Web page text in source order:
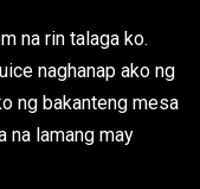
na rin talaga ko.
naghanap ako ng
ng bakanteng mesa
na lamang may